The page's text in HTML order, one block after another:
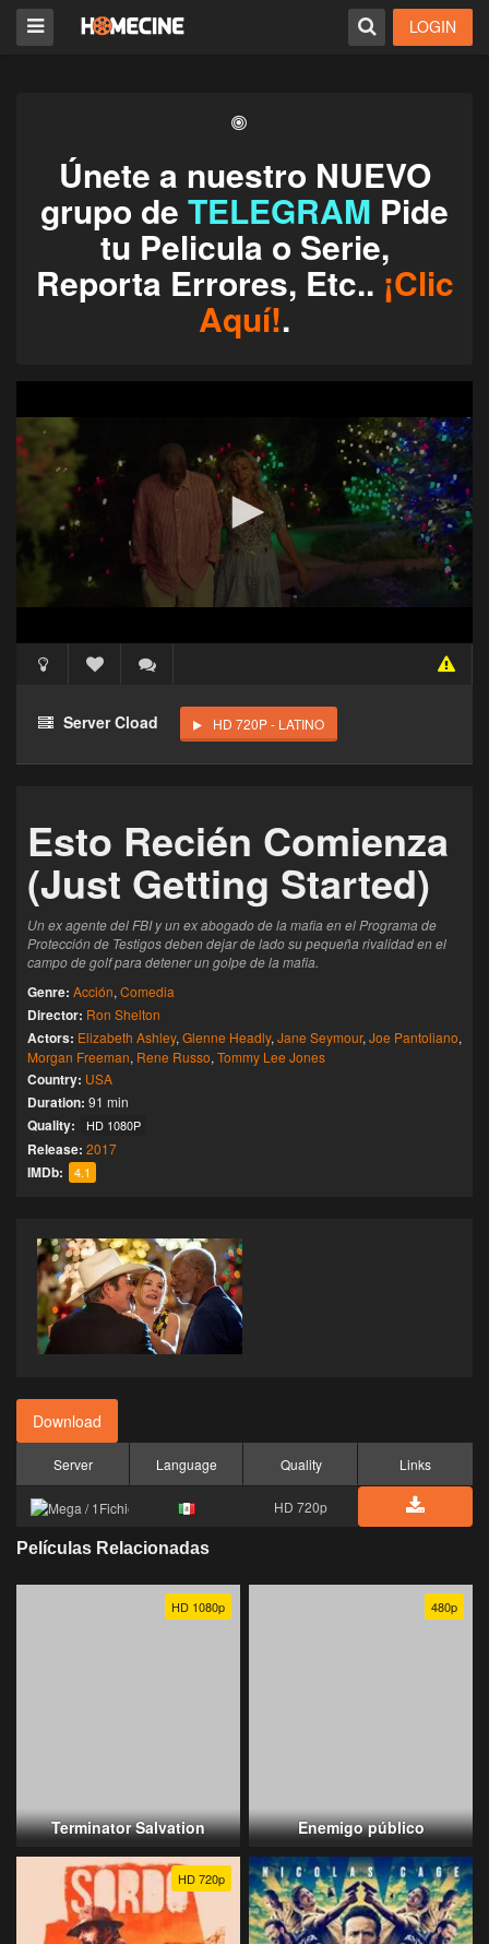
LOGIN
Únete a nuestro NUEVO
grupo de TELEGRAM Pide
tu Pelicula o Serie,
Reporta Errores, Etc.. ¡Clic
Aquí!.
Haz clic 3 veces en el botón para desbloquear este
reproductor
Clics: 0/3
El acceso expira en 1 hora
Server Cload HD 720P - LATINO
Esto Recién Comienza
(Just Getting Started)
Un ex agente del FBI y un ex abogado de la mafia en el Programa de
Protección de Testigos deben dejar de lado su pequeña rivalidad en el
campo de golf para detener un golpe de la mafia.
Genre: Acción, Comedia
Director: Ron Shelton
Actors: Elizabeth Ashley, Glenne Headly, Jane Seymour, Joe Pantoliano,
Morgan Freeman, Rene Russo, Tommy Lee Jones
Country: USA
Duration: 91 min
Quality: HD 1080P
Release: 2017
IMDb: 4.1
Download
Server Language Quality Links
HD 720p
Películas Relacionadas
HD 1080p
Terminator Salvation
480p
Enemigo público
HD 720p